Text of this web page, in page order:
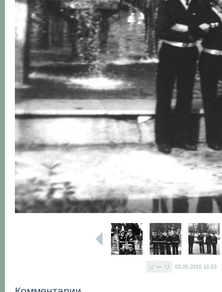
— 03.05.2015 16:53